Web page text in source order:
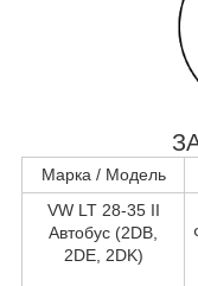
Марка / Модель
VW LT 28-35 II
Автобус (2DB,
2DE, 2DK)